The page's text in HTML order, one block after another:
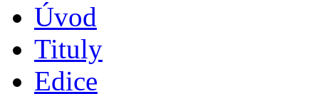
Úvod
Tituly
Edice